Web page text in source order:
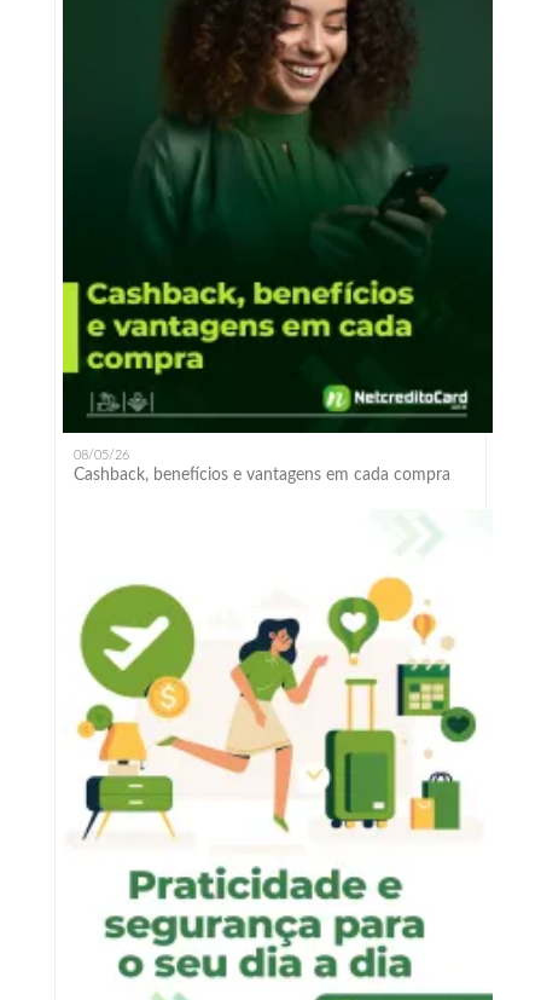
08/05/26
Cashback, benefícios e vantagens em cada compra